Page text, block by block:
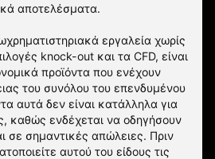
αποτελέσματα.
εργαλεία χωρίς
knock-out και τα CFD, είναι
προϊόντα που ενέχουν
του συνόλου του επενδυμένου
αυτά δεν είναι κατάλληλα για
καθώς ενδέχεται να οδηγήσουν
σε σημαντικές απώλειες. Πριν
αυτού του είδους τις